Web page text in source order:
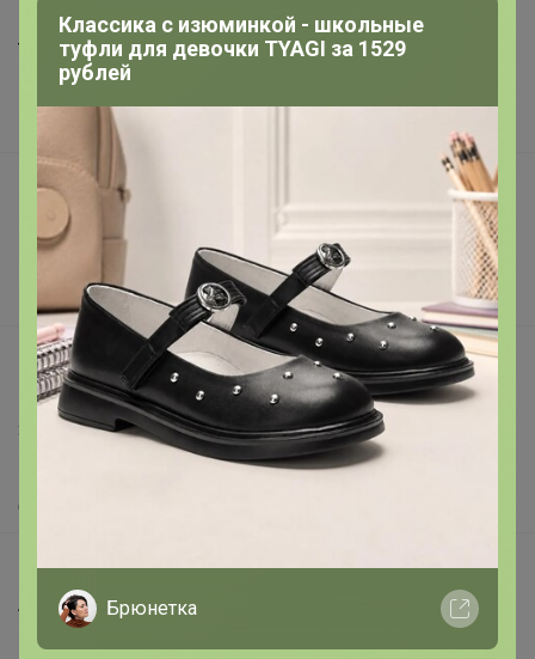
Шоурумы
Торговые марки
Наша команда
Подарочные сертификаты
Реклама на сайте
Вакансии
support@24-ok.ru
Написать в поддержку
Защита покупателя
О нас
Все предложения
Анонсы
Новости
Классика с изюминкой - школьные
туфли для девочки TYAGI за 1529
рублей
Брюнетка